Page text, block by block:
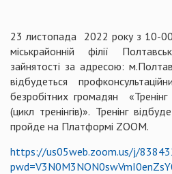
23 листопада 2022 року з 10-
міськрайонній філії
зайнятості за адресою:
відбудеться
безробітних громадян
(цикл тренінгів)». Тренінг
пройде на Платформі ZOOM.
https://us05web.zoom.us/j/